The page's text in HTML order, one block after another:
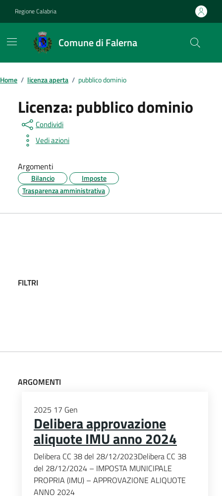
Regione Calabria
Comune di Falerna
Home / licenza aperta / pubblico dominio
Licenza: pubblico dominio
Condividi
Vedi azioni
Argomenti
Bilancio
Imposte
Trasparenza amministrativa
FILTRI
ARGOMENTI
2025 17 Gen
Delibera approvazione
aliquote IMU anno 2024
Delibera CC 38 del 28/12/2023Delibera CC 38
del 28/12/2024 – IMPOSTA MUNICIPALE
PROPRIA (IMU) – APPROVAZIONE ALIQUOTE
ANNO 2024